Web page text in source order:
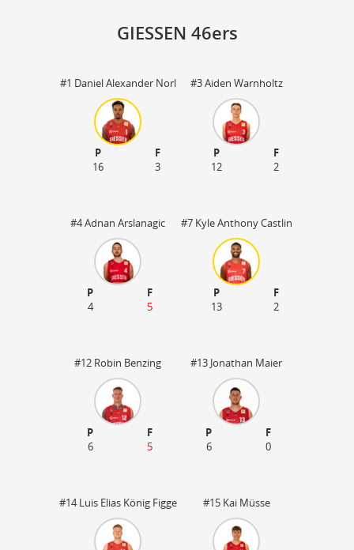
GIESSEN 46ers
#1 Daniel Alexander Norl
P
F
16
3
#3 Aiden Warnholtz
P
F
12
2
#4 Adnan Arslanagic
P
F
4
5
#7 Kyle Anthony Castlin
P
F
13
2
#12 Robin Benzing
P
F
6
5
#13 Jonathan Maier
P
F
6
0
#14 Luis Elias König Figge #15 Kai Müsse